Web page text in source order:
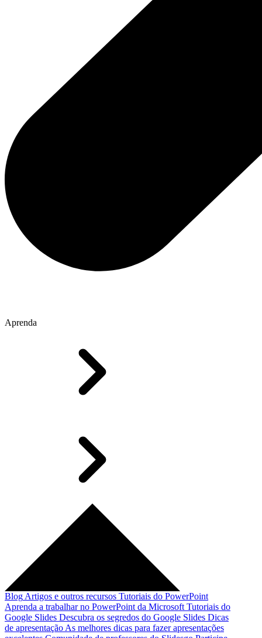
Aprenda
Blog Artigos e outros recursos Tutoriais do PowerPoint
Aprenda a trabalhar no PowerPoint da Microsoft Tutoriais do
Google Slides Descubra os segredos do Google Slides Dicas
de apresentação As melhores dicas para fazer apresentações